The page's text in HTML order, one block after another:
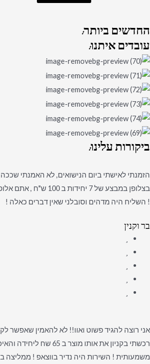
החדשיםביותר:
עובדיםאיתנו:
ביקורותעלינו:
הזמנתי לאישתי ביום הנישואים, לא האמנתי שככה
בצלופן במבצע של 7
! השליח היה מדהים וסובלני שאין דברים כאלה !
בר וקנין
רכשתי בקניון את אותו מוצר ב
משמעותית ! השירות היה נדיר בווצאפ ! ממליצה